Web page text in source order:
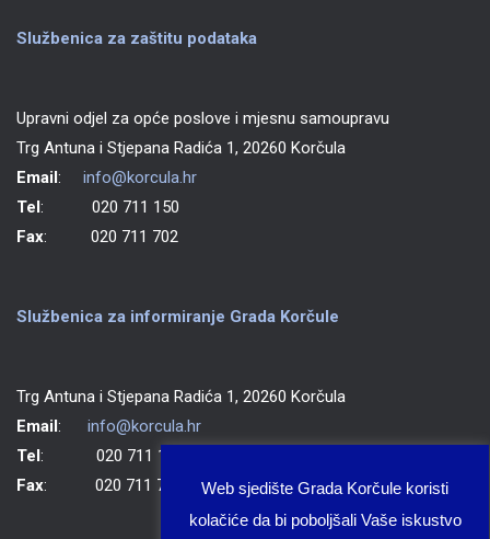
Službenica za zaštitu podataka
Upravni odjel za opće poslove i mjesnu samoupravu
Trg Antuna i Stjepana Radića 1, 20260 Korčula
Email: info@korcula.hr
Tel: 020 711 150
Fax: 020 711 702
Službenica za informiranje Grada Korčule
Trg Antuna i Stjepana Radića 1, 20260 Korčula
Email: info@korcula.hr
Tel: 020 711 150
Fax: 020 711 702
Web sjedište Grada Korčule koristi
kolačiće da bi poboljšali Vaše iskustvo